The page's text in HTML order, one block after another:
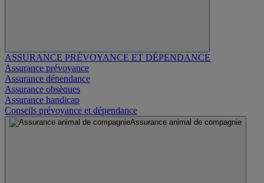
ASSURANCE PRÉVOYANCE ET DÉPENDANCE
Assurance prévoyance
Assurance dépendance
Assurance obsèques
Assurance handicap
Conseils prévoyance et dépendance
Assurance animal de compagnie